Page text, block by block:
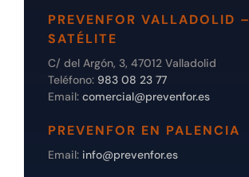
PREVENFOR VALLADOLID –
SATÉLITE
C/ del Argón, 3, 47012 Valladolid
Teléfono: 983 08 23 77
Email: comercial@prevenfor.es
PREVENFOR EN PALENCIA
Email: info@prevenfor.es